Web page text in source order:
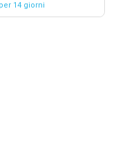
14 giorni